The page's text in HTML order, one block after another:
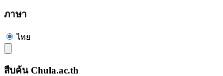
ภาษา
ไทย
สืบค้น Chula.ac.th